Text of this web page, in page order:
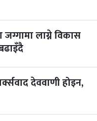
जग्गामा लाग्ने विकास
देववाणी होइन,